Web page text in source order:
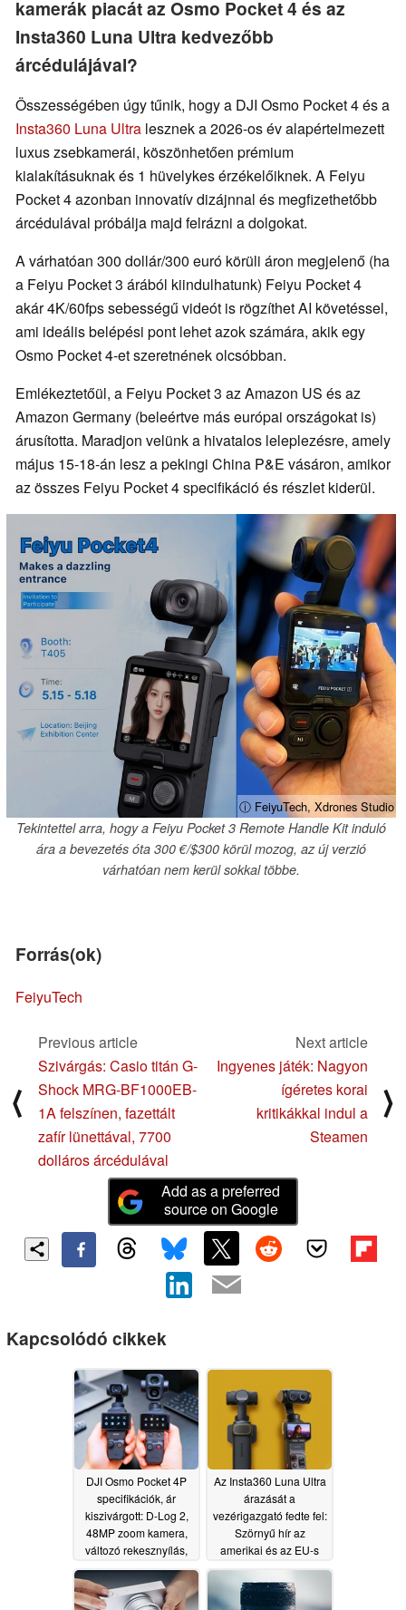
kamerák piacát az Osmo Pocket 4 és az
Insta360 Luna Ultra kedvezőbb
árcédulájával?
Összességében úgy tűnik, hogy a DJI Osmo Pocket 4 és a
Insta360 Luna Ultra lesznek a 2026-os év alapértelmezett
luxus zsebkamerái, köszönhetően prémium
kialakításuknak és 1 hüvelykes érzékelőiknek. A Feiyu
Pocket 4 azonban innovatív dizájnnal és megfizethetőbb
árcédulával próbálja majd felrázni a dolgokat.
A várhatóan 300 dollár/300 euró körüli áron megjelenő (ha
a Feiyu Pocket 3 árából kiindulhatunk) Feiyu Pocket 4
akár 4K/60fps sebességű videót is rögzíthet AI követéssel,
ami ideális belépési pont lehet azok számára, akik egy
Osmo Pocket 4-et szeretnének olcsóbban.
Emlékeztetőül, a Feiyu Pocket 3 az Amazon US és az
Amazon Germany (beleértve más európai országokat is)
árusította. Maradjon velünk a hivatalos leleplezésre, amely
május 15-18-án lesz a pekingi China P&E vásáron, amikor
az összes Feiyu Pocket 4 specifikáció és részlet kiderül.
ⓘ FeiyuTech, Xdrones Studio
Tekintettel arra, hogy a Feiyu Pocket 3 Remote Handle Kit induló
ára a bevezetés óta 300 €/$300 körül mozog, az új verzió
várhatóan nem kerül sokkal többe.
Forrás(ok)
FeiyuTech
⟨
Previous article
Szivárgás: Casio titán G-
Shock MRG-BF1000EB-
1A felszínen, fazettált
zafír lünettával, 7700
dolláros árcédulával
Next article
Ingyenes játék: Nagyon
ígéretes korai
kritikákkal indul a
Steamen
⟩
Add as a preferred
source on Google
Kapcsolódó cikkek
DJI Osmo Pocket 4P
specifikációk, ár
kiszivárgott: D-Log 2,
48MP zoom kamera,
változó rekesznyílás,
D-Log 205/17/2026
Az Insta360 Luna Ultra
árazását a
vezérigazgató fedte fel:
Szörnyű hír az
amerikai és az EU-s
vásárlóknak; jó hír az
Osmo Pocket 4
számára
05/16/2026